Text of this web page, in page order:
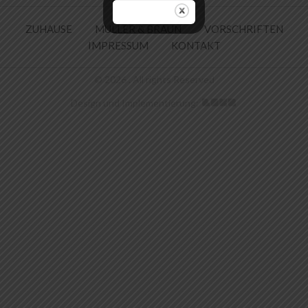
ZUHAUSE MULLER & BRAUN
VORSCHRIFTEN
IMPRESSUM
KONTAKT